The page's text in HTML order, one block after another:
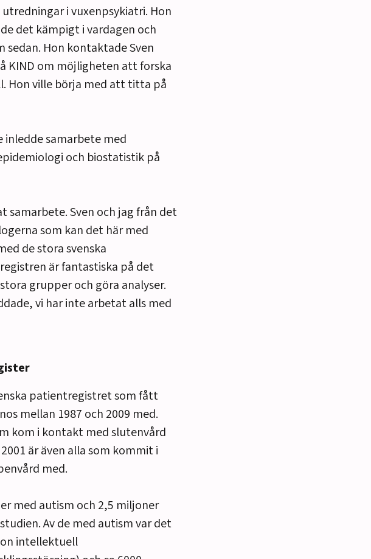
i vuxenpsykiatri. Hon
det kämpigt i vardagen och
sedan. Hon kontaktade Sven
KIND om möjligheten att forska
Hon ville börja med att titta på
inledde samarbete med
och biostatistik på
samarbete. Sven och jag från det
som kan det här med
de stora svenska
är fantastiska på det
grupper och göra analyser.
vi har inte arbetat alls med
patientregistret som fått
mellan 1987 och 2009 med.
kom i kontakt med slutenvård
är även alla som kommit i
med.
med autism och 2,5 miljoner
Av de med autism var det
intellektuell